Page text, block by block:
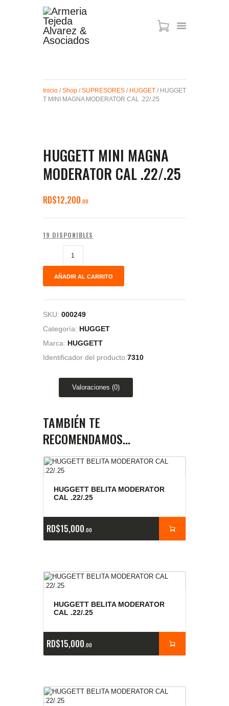
MIRAS
MUNICIONES
Inicio / Shop / SUPRESORES / HUGGET / HUGGET
T MINI MAGNA MODERATOR CAL .22/.25
HUGGETT MINI MAGNA
MODERATOR CAL .22/.25
RD$12,200 00
19 DISPONIBLES
AÑADIR AL CARRITO
SKU: 000249
Categoría: HUGGET
Marca: HUGGETT
Identificador del producto:7310
Valoraciones (0)
TAMBIÉN TE
RECOMENDAMOS…
HUGGETT BELITA MODERATOR
CAL .22/.25
RD$15,000 00
HUGGETT BELITA MODERATOR
CAL .22/.25
RD$15,000 00